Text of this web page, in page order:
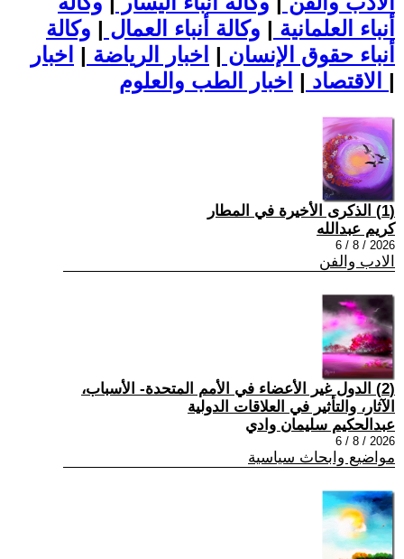
أنباء العلمانية | وكالة أنباء العمال | وكالة
أنباء حقوق الإنسان | اخبار الرياضة | اخبار
الاقتصاد | |
(1) الذكرى الأخيرة في المطار
كريم عبدالله
2026 / 8 / 6
الادب والفن
(2) الدول غير الأعضاء في الأمم المتحدة- الأسباب،
الآثار، والتأثير في العلاقات الدولية
عبدالحكيم سليمان وادي
2026 / 8 / 6
مواضيع وابحاث سياسية